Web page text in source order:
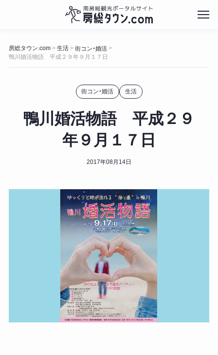
ン
テ
房総タウン.com> 生活> 街コン・婚活>
鴨川婚活物語 平成２９年９月１７日
街コン・婚活 生活
鴨川婚活物語 平成２９
年９月１７日
2017年08月14日